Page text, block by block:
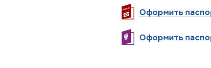
Оформить
Оформить